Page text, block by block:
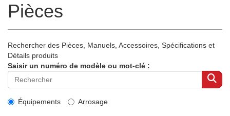
Pièces
Rechercher des Pièces, Manuels, Accessoires, Spécifications et
Détails produits
Saisir un numéro de modèle ou mot-clé :
Équipements Arrosage